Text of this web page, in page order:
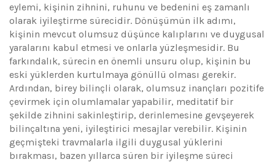
eylemi, kişinin zihnini, ruhunu ve bedenini eş zamanlı
olarak iyileştirme sürecidir. Dönüşümün ilk adımı,
kişinin mevcut olumsuz düşünce kalıplarını ve duygusal
yaralarını kabul etmesi ve onlarla yüzleşmesidir. Bu
farkındalık, sürecin en önemli unsuru olup, kişinin bu
eski yüklerden kurtulmaya gönüllü olması gerekir.
Ardından, birey bilinçli olarak, olumsuz inançları pozitife
çevirmek için olumlamalar yapabilir, meditatif bir
şekilde zihnini sakinleştirip, derinlemesine gevşeyerek
bilinçaltına yeni, iyileştirici mesajlar verebilir. Kişinin
geçmişteki travmalarla ilgili duygusal yüklerini
bırakması, bazen yıllarca süren bir iyileşme süreci